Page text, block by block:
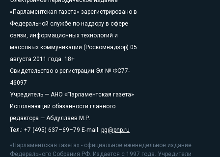
«Парламентская газета» зарегистрировано в
Федеральной службе по надзору в сфере
связи, информационных технологий и
массовых коммуникаций (Роскомнадзор) 05
августа 2011 года. 18+
Свидетельство о регистрации Эл № ФС77-
46097
Учредитель — АНО «Парламентская газета»
Исполняющий обязанности главного
редактора — Абдуллаев М.Р.
Тел.: +7 (495) 637–69–79 E-mail: pg@pnp.ru
«Парламентская газета» - официальное еженедельное издание
Федерального Собрания РФ. Издается с 1997 года. Учредители